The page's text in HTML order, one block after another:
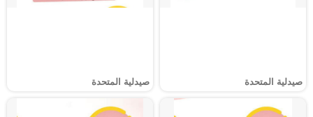
صيدلية المتحدة صيدلية المتحدة